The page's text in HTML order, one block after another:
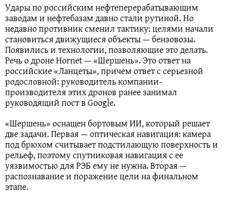
Удары по российским нефтеперерабатывающим
заводам и нефтебазам давно стали рутиной. Но
недавно противник сменил тактику: целями начали
становиться движущиеся объекты — бензовозы.
Появились и технологии, позволяющие это делать.
Речь о дроне Hornet — «Шершень». Это ответ на
российские «Ланцеты», причем ответ с серьезной
родословной: руководитель компании-
производителя этих дронов ранее занимал
руководящий пост в Google.
«Шершень» оснащен бортовым ИИ, который решает
две задачи. Первая — оптическая навигация: камера
под брюхом считывает подстилающую поверхность и
рельеф, поэтому спутниковая навигация с ее
уязвимостью для РЭБ ему не нужна. Вторая —
распознавание и поражение цели на финальном
этапе.